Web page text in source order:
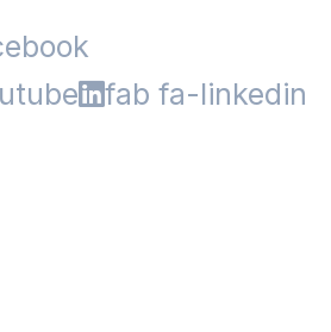
fab fa-linkedin